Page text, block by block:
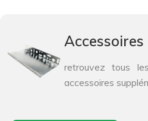
Accessoires
retrouvez tous
accessoires